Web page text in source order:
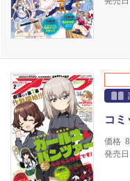
コ
価格
発売